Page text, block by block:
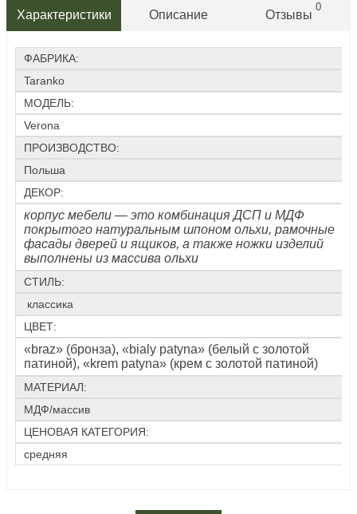
Характеристики Описание Отзывы
0
ФАБРИКА:
Taranko
МОДЕЛЬ:
Verona
ПРОИЗВОДСТВО:
Польша
ДЕКОР:
корпус мебели — это комбинация ДСП и МДФ
покрытого натуральным шпоном ольхи, рамочные
фасады дверей и ящиков, а также ножки изделий
выполнены из массива ольхи
СТИЛЬ:
классика
ЦВЕТ:
«braz» (бронза), «bialy patyna» (белый с золотой
патиной), «krem patyna» (крем с золотой патиной)
МАТЕРИАЛ:
МДФ/массив
ЦЕНОВАЯ КАТЕГОРИЯ:
средняя